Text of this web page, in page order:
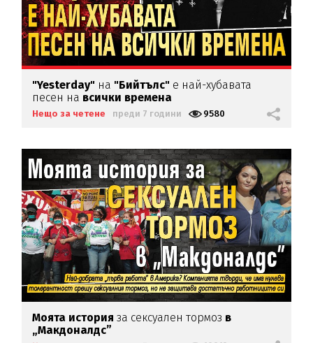
"Yesterday" на "Бийтълс" е най-хубавата
песен на всички времена
Нещо за четене преди 7 години 9580
Моята история за сексуален тормоз в
„Макдоналдс”